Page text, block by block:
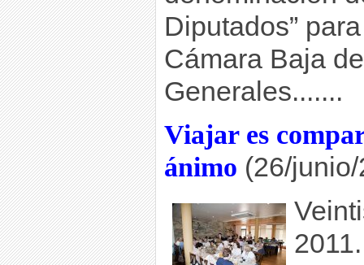
Diputados”
Cámara Baja
Generales.......
Viajar es
ánimo (26/